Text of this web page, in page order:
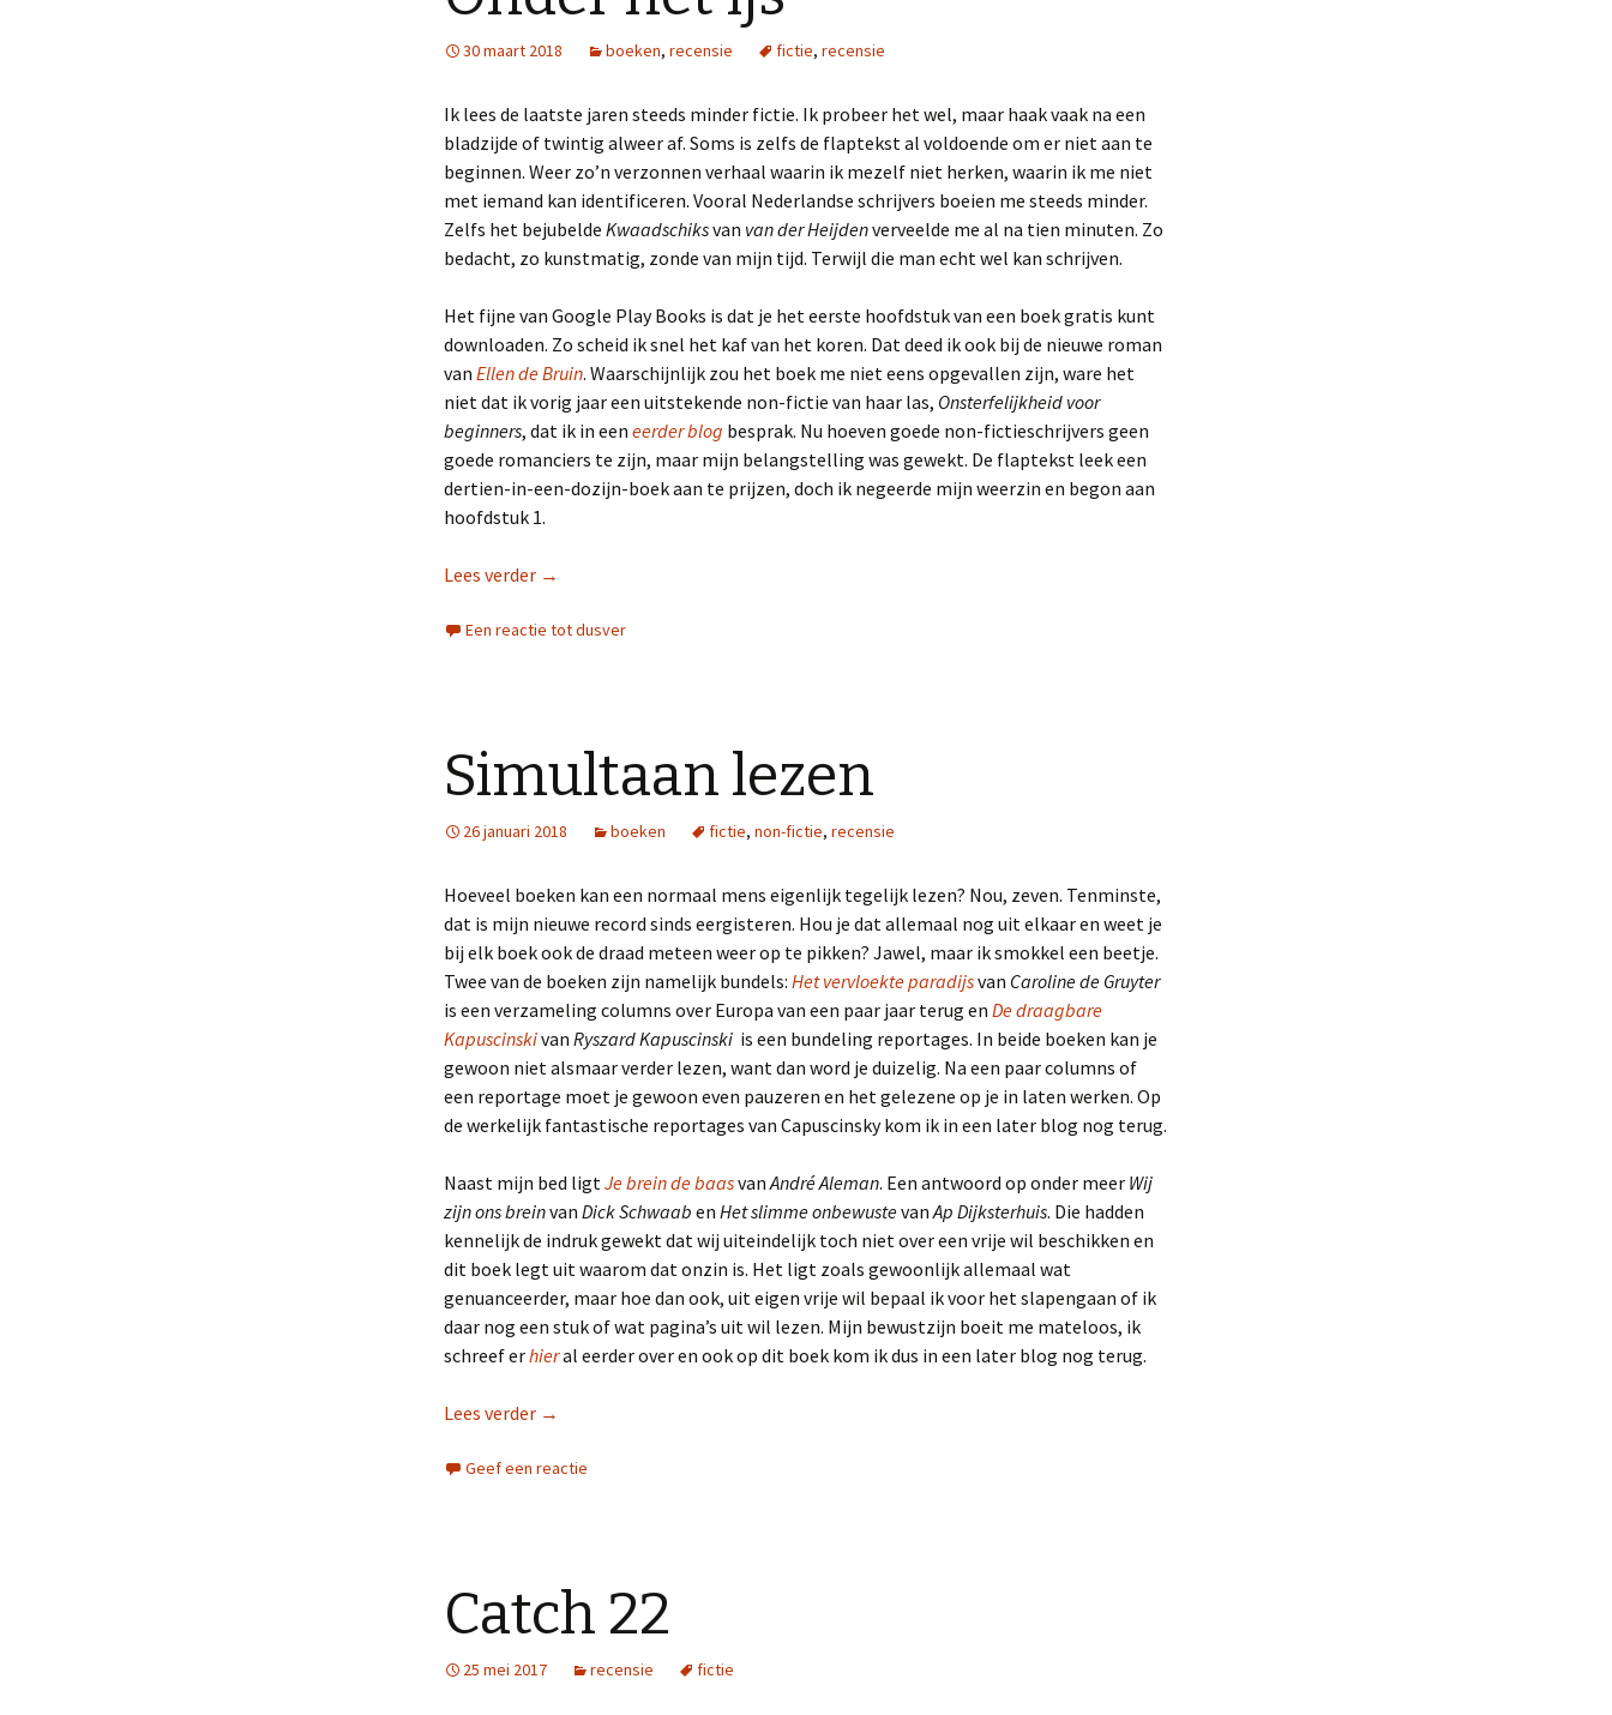
30 maart 2018 boeken, recensie fictie, recensie
Ik lees de laatste jaren steeds minder fictie. Ik probeer het wel, maar haak vaak na een
bladzijde of twintig alweer af. Soms is zelfs de flaptekst al voldoende om er niet aan te
beginnen. Weer zo’n verzonnen verhaal waarin ik mezelf niet herken, waarin ik me niet
met iemand kan identificeren. Vooral Nederlandse schrijvers boeien me steeds minder.
Zelfs het bejubelde Kwaadschiksvan van der Heijdenverveelde me al na tien minuten. Zo
bedacht, zo kunstmatig, zonde van mijn tijd. Terwijl die man echt wel kan schrijven.
Het fijne van Google Play Books is dat je het eerste hoofdstuk van een boek gratis kunt
downloaden. Zo scheid ik snel het kaf van het koren. Dat deed ik ook bij de nieuwe roman
van Ellen de Bruin. Waarschijnlijk zou het boek me niet eens opgevallen zijn, ware het
niet dat ik vorig jaar een uitstekende non-fictie van haar las, Onsterfelijkheid voor
beginners, dat ik in een eerder blog besprak. Nu hoeven goede non-fictieschrijvers geen
goede romanciers te zijn, maar mijn belangstelling was gewekt. De flaptekst leek een
dertien-in-een-dozijn-boek aan te prijzen, doch ik negeerde mijn weerzin en begon aan
hoofdstuk 1.
Lees verder Onder het ijs
→
Een reactie tot dusver
Simultaan lezen
26 januari 2018 boeken fictie, non-fictie, recensie
Hoeveel boeken kan een normaal mens eigenlijk tegelijk lezen? Nou, zeven. Tenminste,
dat is mijn nieuwe record sinds eergisteren. Hou je dat allemaal nog uit elkaar en weet je
bij elk boek ook de draad meteen weer op te pikken? Jawel, maar ik smokkel een beetje.
Twee van de boeken zijn namelijk bundels: Het vervloekte paradijsvan Caroline de Gruyter
is een verzameling columns over Europa van een paar jaar terug en De draagbare
Kapuscinskivan Ryszard Kapuscinski is een bundeling reportages. In beide boeken kan je
gewoon niet alsmaar verder lezen, want dan word je duizelig. Na een paar columns of
een reportage moet je gewoon even pauzeren en het gelezene op je in laten werken. Op
de werkelijk fantastische reportages van Capuscinsky kom ik in een later blog nog terug.
Naast mijn bed ligtJe brein de baasvanAndré Aleman. Een antwoord op onder meer Wij
zijn ons breinvan Dick Schwaab en Het slimme onbewustevanAp Dijksterhuis. Die hadden
kennelijk de indruk gewekt dat wij uiteindelijk toch niet over een vrije wil beschikken en
dit boek legt uit waarom dat onzin is. Het ligt zoals gewoonlijk allemaal wat
genuanceerder, maar hoe dan ook, uit eigen vrije wil bepaal ik voor het slapengaan of ik
daar nog een stuk of wat pagina’s uit wil lezen. Mijn bewustzijn boeit me mateloos, ik
schreef erhieral eerder over en ook op dit boek kom ik dus in een later blog nog terug.
Lees verder Simultaan lezen
→
Geef een reactie
Catch 22
25 mei 2017 recensie fictie